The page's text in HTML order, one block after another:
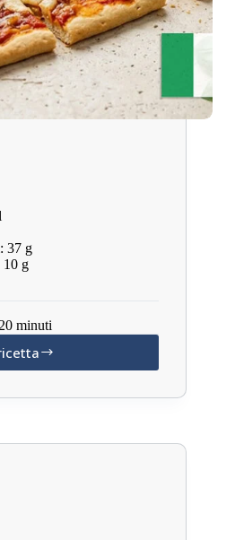
37 g
10 g
minuti
Keto
Margherita